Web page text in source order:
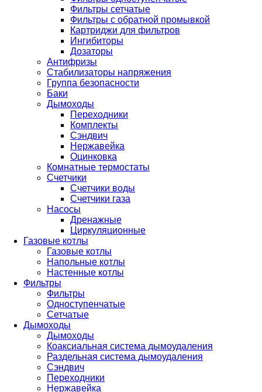
Фильтры сетчатые
Фильтры с обратной промывкой
Картриджи для фильтров
Ингибиторы
Дозаторы
Антифризы
Стабилизаторы напряжения
Группа безопасности
Баки
Дымоходы
Переходники
Комплекты
Сэндвич
Нержавейка
Оцинковка
Комнатные термостаты
Счетчики
Счетчики воды
Счетчики газа
Насосы
Дренажные
Циркуляционные
Газовые котлы
Газовые котлы
Напольные котлы
Настенные котлы
Фильтры
Фильтры
Одноступенчатые
Сетчатые
Дымоходы
Дымоходы
Коаксиальная система дымоудаления
Раздельная система дымоудаления
Сэндвич
Переходники
Нержавейка